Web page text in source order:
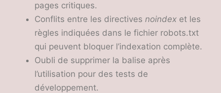
pages critiques.
Conflits entre les directives noindex et les
règles indiquées dans le fichier robots.txt
qui peuvent bloquer l’indexation complète.
Oubli de supprimer la balise après
l’utilisation pour des tests de
développement.